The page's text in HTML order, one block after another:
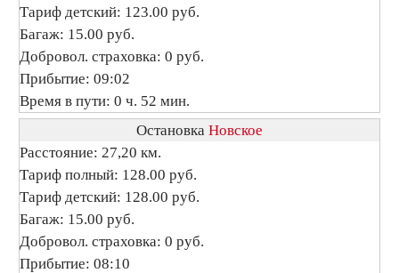
Тариф детский: 123.00 руб.
Багаж: 15.00 руб.
Добровол. страховка: 0 руб.
Прибытие: 09:02
Время в пути: 0 ч. 52 мин.
Остановка Новское
Расстояние: 27,20 км.
Тариф полный: 128.00 руб.
Тариф детский: 128.00 руб.
Багаж: 15.00 руб.
Добровол. страховка: 0 руб.
Прибытие: 08:10